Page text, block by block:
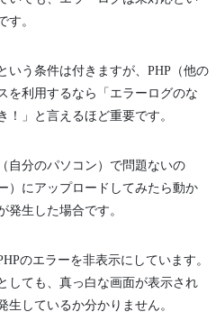
す。
いう条件は付きますが、PHP（他の
を利用するなら「エラーログのな
」と言えるほど重要です。
自分のパソコン）で問題ないの
）にアップロードしてみたら動か
発生した場合です。
のエラーを非表示にしています。
しても、真っ白な画面が表示され
しているか分かりません。